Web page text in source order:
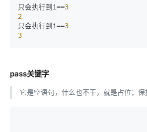
只会执行到i==3
2
只会执行到i==3
3
pass关键字
它是空语句，什么也不干，就是占位；保